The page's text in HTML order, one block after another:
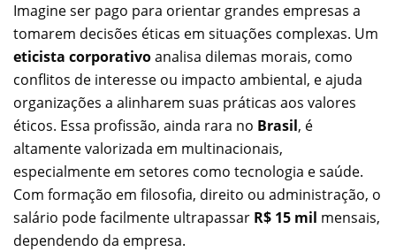
Imagine ser pago para orientar grandes empresas a
tomarem decisões éticas em situações complexas. Um
eticista corporativoanalisa dilemas morais, como
conflitos de interesse ou impacto ambiental, e ajuda
organizações a alinharem suas práticas aos valores
éticos. Essa profissão, ainda rara no Brasil, é
altamente valorizada em multinacionais,
especialmente em setores como tecnologia e saúde.
Com formação em filosofia, direito ou administração, o
salário pode facilmente ultrapassar R$ 15 mil mensais,
dependendo da empresa.